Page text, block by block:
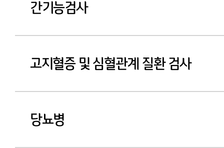
간기능검사
고지혈증 및 심혈관계 질환 검사
당뇨병